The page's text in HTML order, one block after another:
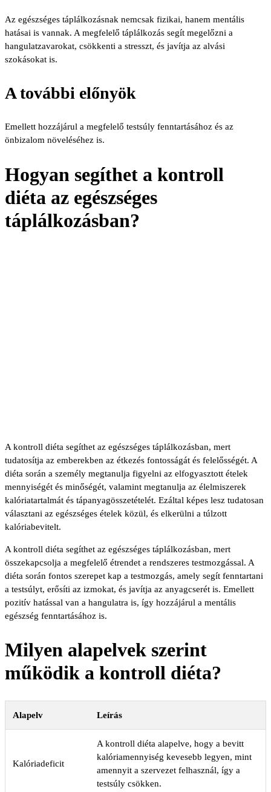
Az egészséges táplálkozásnak nemcsak fizikai, hanem mentális
hatásai is vannak. A megfelelő táplálkozás segít megelőzni a
hangulatzavarokat, csökkenti a stresszt, és javítja az alvási
szokásokat is.
A további előnyök
Emellett hozzájárul a megfelelő testsúly fenntartásához és az
önbizalom növeléséhez is.
Hogyan segíthet a kontroll
diéta az egészséges
táplálkozásban?
A kontroll diéta segíthet az egészséges táplálkozásban, mert
tudatosítja az emberekben az étkezés fontosságát és felelősségét. A
diéta során a személy megtanulja figyelni az elfogyasztott ételek
mennyiségét és minőségét, valamint megtanulja az élelmiszerek
kalóriatartalmát és tápanyagösszetételét. Ezáltal képes lesz tudatosan
választani az egészséges ételek közül, és elkerülni a túlzott
kalóriabevitelt.
A kontroll diéta segíthet az egészséges táplálkozásban, mert
összekapcsolja a megfelelő étrendet a rendszeres testmozgással. A
diéta során fontos szerepet kap a testmozgás, amely segít fenntartani
a testsúlyt, erősíti az izmokat, és javítja az anyagcserét is. Emellett
pozitív hatással van a hangulatra is, így hozzájárul a mentális
egészség fenntartásához is.
Milyen alapelvek szerint
működik a kontroll diéta?
Alapelv Leírás
Kalóriadeficit
A kontroll diéta alapelve, hogy a bevitt
kalóriamennyiség kevesebb legyen, mint
amennyit a szervezet felhasznál, így a
testsúly csökken.